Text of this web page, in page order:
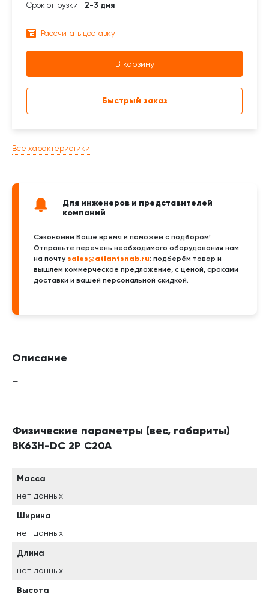
Все характеристики
Для инженеров и представителей
компаний
Сэкономим Ваше время и поможем с подбором!
Отправьте перечень необходимого оборудования нам
на почту sales@atlantsnab.ru: подберём товар и
вышлем коммерческое предложение, с ценой, сроками
доставки и вашей персональной скидкой.
Срок отгрузки:
2-3 дня
Рассчитать доставку
В корзину
Быстрый заказ
Описание
—
Физические параметры (вес, габариты)
BK63H-DC 2P C20A
Масса
нет данных
Ширина
нет данных
Длина
нет данных
Высота